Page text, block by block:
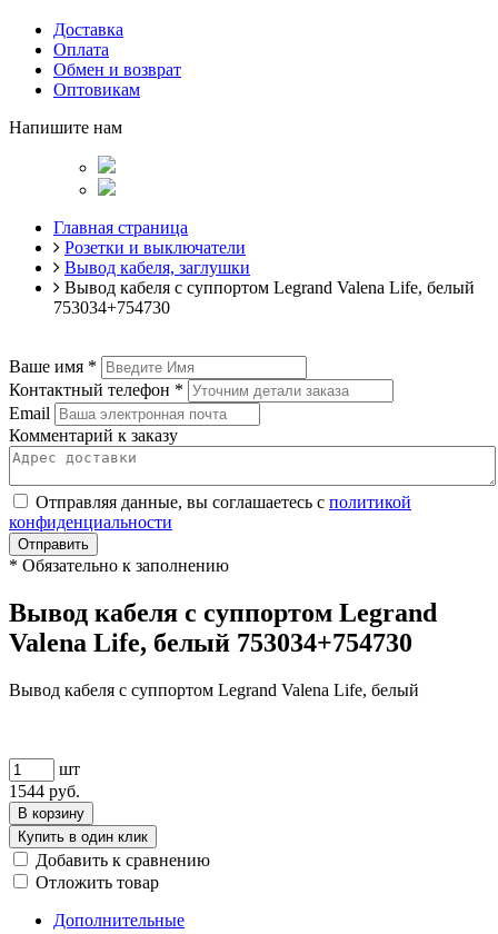
Доставка
Оплата
Обмен и возврат
Оптовикам
Напишите нам
Главная страница
Розетки и выключатели
Вывод кабеля, заглушки
Вывод кабеля с суппортом Legrand Valena Life, белый
753034+754730
Ваше имя *
Контактный телефон *
Email
Комментарий к заказу
Отправляя данные, вы соглашаетесь с политикой
конфиденциальности
Отправить
* Обязательно к заполнению
Вывод кабеля с суппортом Legrand
Valena Life, белый 753034+754730
Вывод кабеля с суппортом Legrand Valena Life, белый
шт
1544 руб.
В корзину
Купить в один клик
Добавить к сравнению
Отложить товар
Дополнительные